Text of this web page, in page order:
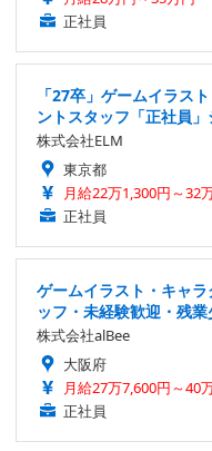
正社員
「27卒」ゲームイラス
ントスタッフ「正社員
株式会社ELM
東京都
月給22万1,300円～32
正社員
ゲームイラスト・キャ
ッフ・未経験歓迎・残
株式会社alBee
大阪府
月給27万7,600円～40
正社員